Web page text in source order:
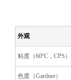
外观
粘度（60ºC，CPS）
色度（Gardner）